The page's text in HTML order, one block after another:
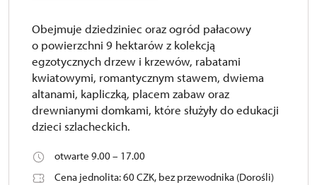
Obejmuje dziedziniec oraz ogród pałacowy
o powierzchni 9 hektarów z kolekcją
egzotycznych drzew i krzewów, rabatami
kwiatowymi, romantycznym stawem, dwiema
altanami, kapliczką, placem zabaw oraz
drewnianymi domkami, które służyły do edukacji
dzieci szlacheckich.
otwarte 9.00 – 17.00
Cena jednolita: 60 CZK, bez przewodnika (Dorośli)